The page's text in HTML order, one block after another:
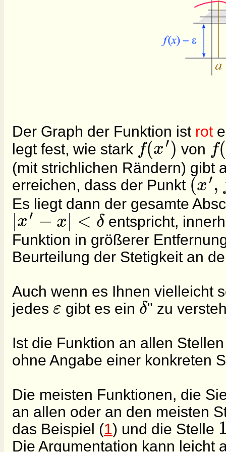
Der Graph der Funktion ist rot
legt fest, wie stark f(x′) von f(
(mit strichlichen Rändern) gibt
erreichen, dass der Punkt (x′,
Es liegt dann der gesamte
|x′ −x| < δentspricht,
Funktion in größerer
Beurteilung der Stetigkeit an
Auch wenn es Ihnen vielleicht
jedes ε gibt es ein δ" zu
Ist die Funktion an allen
ohne Angabe einer konkreten
Die meisten Funktionen, die
an allen oder an den meisten
das Beispiel (1) und die Stelle
Die Argumentation kann leicht